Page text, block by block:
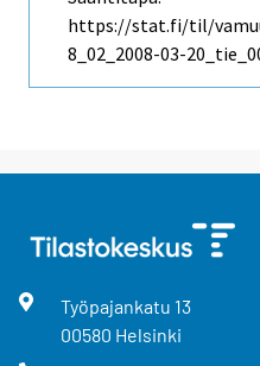
https://stat.fi/til/
8_02_2008-03-
Työpajankatu 13
00580 Helsinki